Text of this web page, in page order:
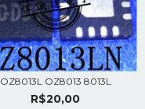
OZ8013L OZ8013 8013L
R$20,00